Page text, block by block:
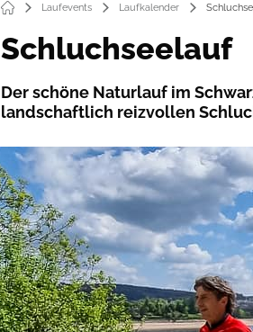
Laufevents Laufkalender
Schluchseelauf
Der schöne Naturlauf im
landschaftlich reizvollen